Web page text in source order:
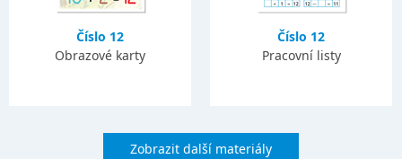
Číslo 12
Obrazové karty
Číslo 12
Pracovní listy
Zobrazit další materiály